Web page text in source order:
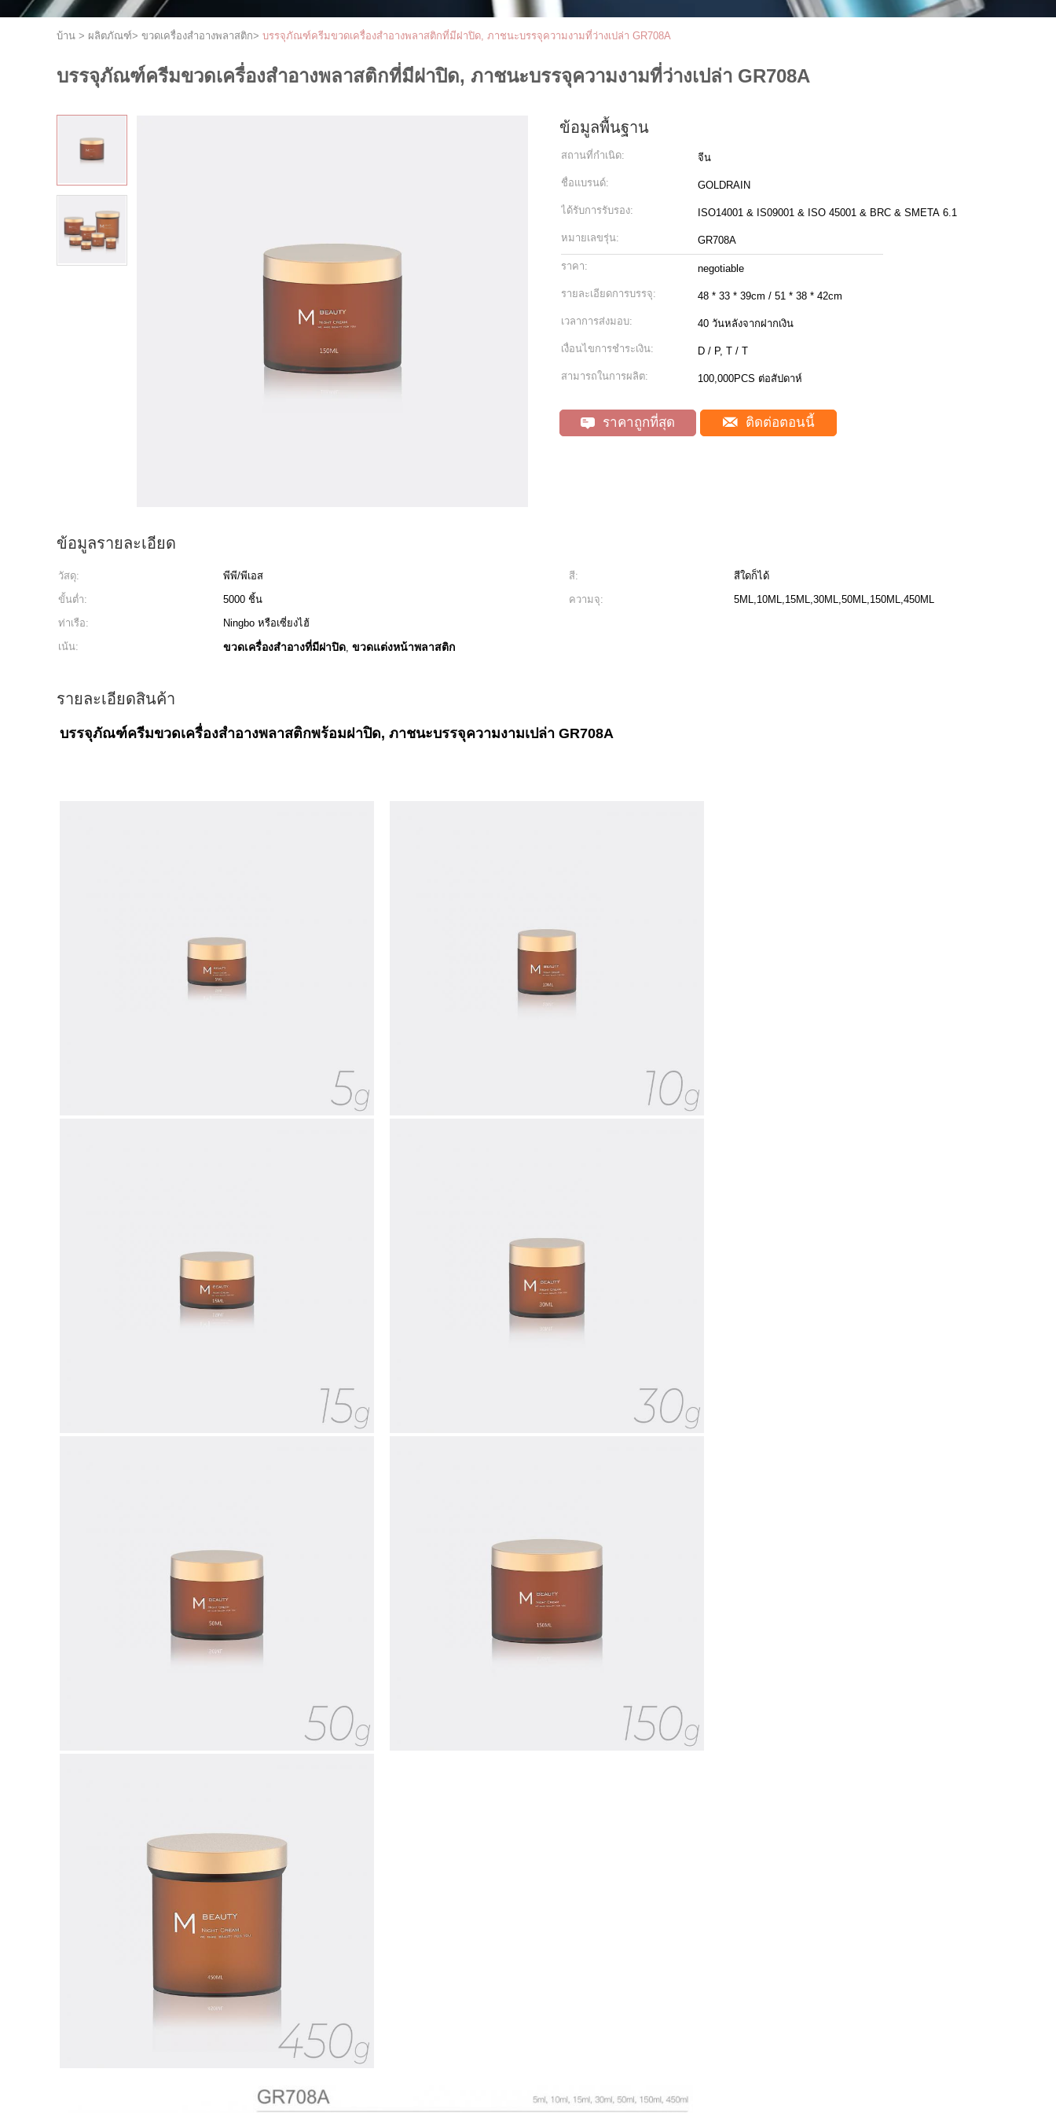
บ้าน > ผลิตภัณฑ์> ขวดเครื่องสำอางพลาสติก> บรรจุภัณฑ์ครีมขวดเครื่องสำอางพลาสติกที่มีฝาปิด, ภาชนะบรรจุความงามที่ว่างเปล่า GR708A
บรรจุภัณฑ์ครีมขวดเครื่องสำอางพลาสติกที่มีฝาปิด, ภาชนะบรรจุความงามที่ว่างเปล่า GR708A
ข้อมูลพื้นฐาน
สถานที่กำเนิด: จีน
ชื่อแบรนด์: GOLDRAIN
ได้รับการรับรอง: ISO14001 & IS09001 & ISO 45001 & BRC & SMETA 6.1
หมายเลขรุ่น: GR708A
ราคา: negotiable
รายละเอียดการบรรจุ: 48 * 33 * 39cm / 51 * 38 * 42cm
เวลาการส่งมอบ: 40 วันหลังจากฝากเงิน
เงื่อนไขการชำระเงิน: D / P, T / T
สามารถในการผลิต: 100,000PCS ต่อสัปดาห์
ราคาถูกที่สุด ติดต่อตอนนี้
ข้อมูลรายละเอียด
วัสดุ: พีพี/พีเอส สี:
สีใดก็ได้
ขั้นต่ำ:
5000 ชิ้น ความจุ:
5ML,10ML,15ML,30ML,50ML,150ML,450ML
ท่าเรือ:
Ningbo หรือเซี่ยงไฮ้
เน้น:
ขวดเครื่องสำอางที่มีฝาปิด, ขวดแต่งหน้าพลาสติก
รายละเอียดสินค้า
บรรจุภัณฑ์ครีมขวดเครื่องสำอางพลาสติกพร้อมฝาปิด, ภาชนะบรรจุความงามเปล่า GR708A